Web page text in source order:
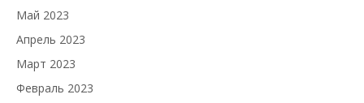
Май 2023
Апрель 2023
Март 2023
Февраль 2023